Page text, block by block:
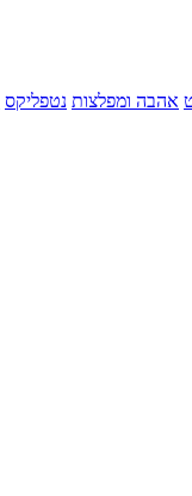
אהבה ומפלצות נטפליקס